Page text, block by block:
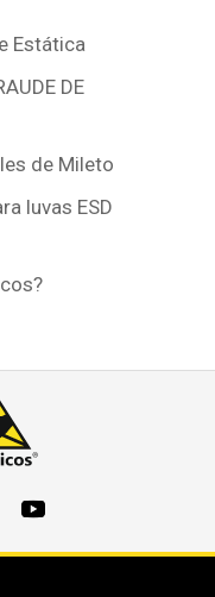
Estática
DE
de Mileto
luvas ESD